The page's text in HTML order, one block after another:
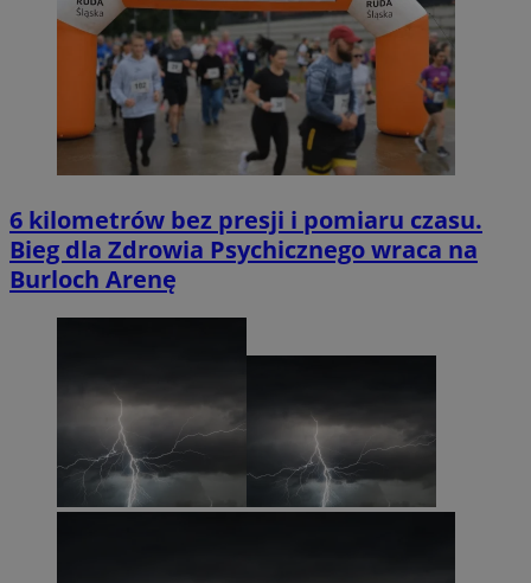
6 kilometrów bez presji i pomiaru czasu.
Bieg dla Zdrowia Psychicznego wraca na
Burloch Arenę